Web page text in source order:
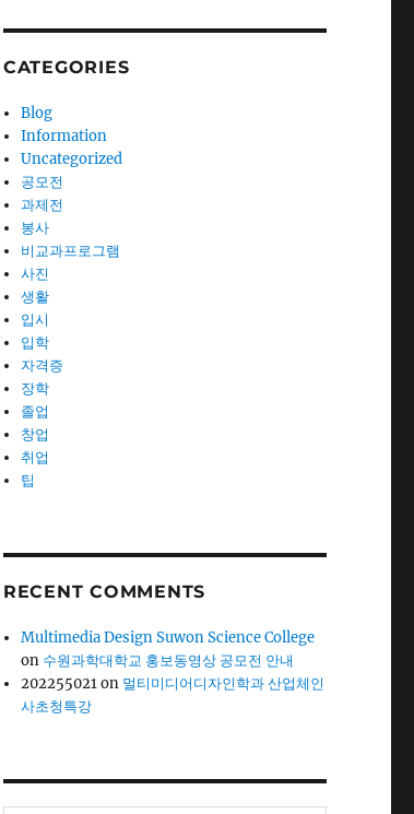
CATEGORIES
Blog
Information
Uncategorized
공모전
과제전
봉사
비교과프로그램
사진
생활
입시
입학
자격증
장학
졸업
창업
취업
팁
RECENT COMMENTS
Multimedia Design Suwon Science College
on 수원과학대학교 홍보동영상 공모전 안내
202255021on 멀티미디어디자인학과 산업체인
사초청특강